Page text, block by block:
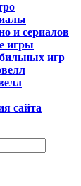
и сериалов
игры
игр
сайта